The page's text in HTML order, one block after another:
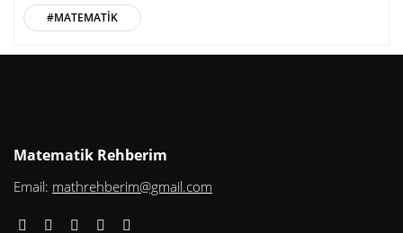
#MATEMATIK
Matematik Rehberim
Email: mathrehberim@gmail.com